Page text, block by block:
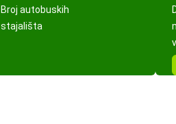
Broj autobuskih
stajališta